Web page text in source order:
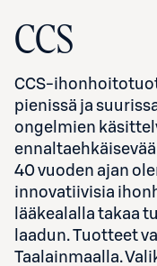
CCS
CCS-
pienissä ja
ongelmien
40 vuoden ajan
innovatiivisia
lääkealalla takaa
laadun. Tuotteet
Taalainmaalla.